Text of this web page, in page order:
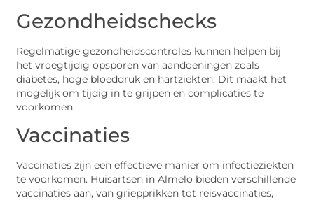
Gezondheidschecks
Regelmatige gezondheidscontroles kunnen helpen bij
het vroegtijdig opsporen van aandoeningen zoals
diabetes, hoge bloeddruk en hartziekten. Dit maakt het
mogelijk om tijdig in te grijpen en complicaties te
voorkomen.
Vaccinaties
Vaccinaties zijn een effectieve manier om infectieziekten
te voorkomen. Huisartsen in Almelo bieden verschillende
vaccinaties aan, van griepprikken tot reisvaccinaties,